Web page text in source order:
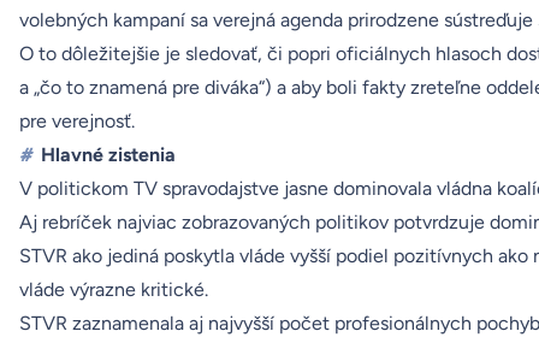
volebných kampaní sa verejná agenda prirodzene
O to dôležitejšie je sledovať, či popri oficiálnych hlasoch
a „čo to znamená pre diváka“) a aby boli fakty zreteľne
pre verejnosť.
# Hlavné zistenia
V politickom TV spravodajstve jasne dominovala vládna
Aj rebríček najviac zobrazovaných politikov potvrdzuje
STVR ako jediná poskytla vláde vyšší podiel pozitívnych
vláde výrazne kritické.
STVR zaznamenala aj najvyšší počet profesionálnych